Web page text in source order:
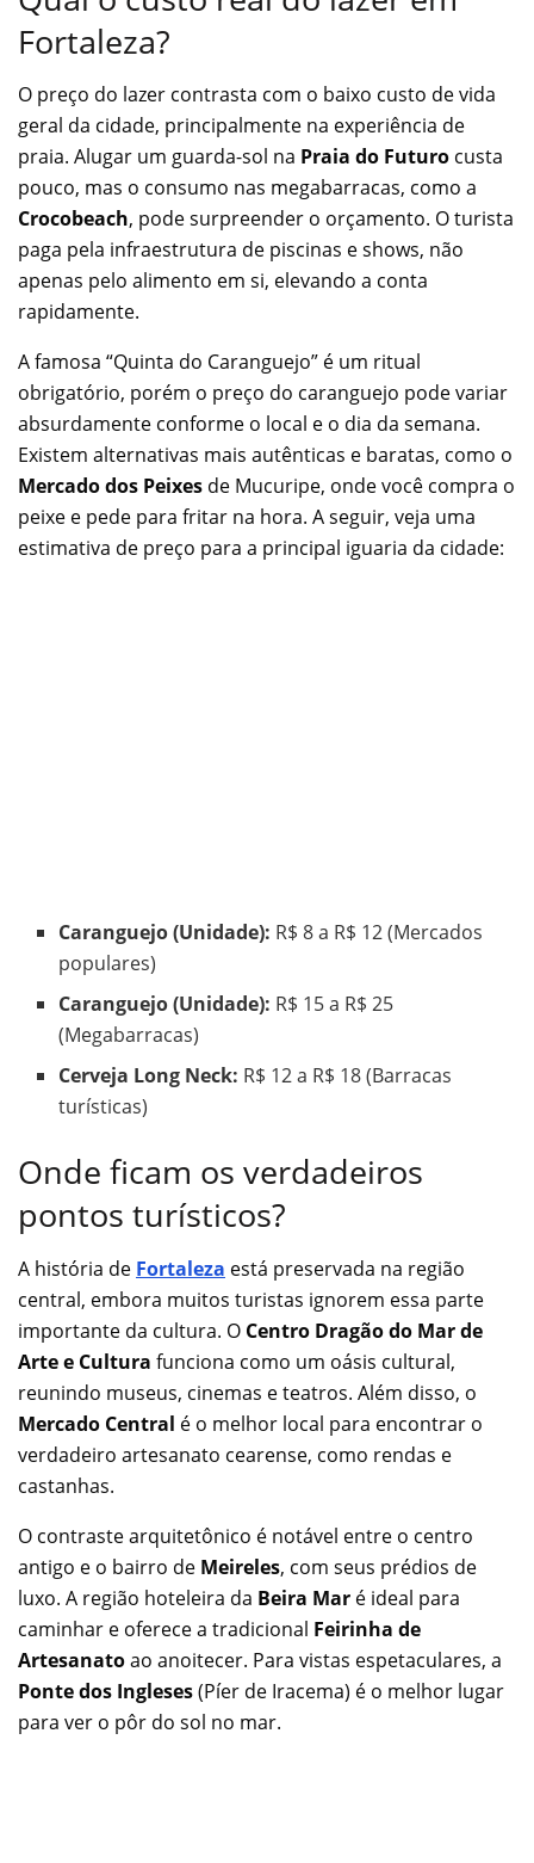
Fortaleza?
O preço do lazer contrasta com o baixo custo de vida
geral da cidade, principalmente na experiência de
praia. Alugar um guarda-sol na Praia do Futuro custa
pouco, mas o consumo nas megabarracas, como a
Crocobeach, pode surpreender o orçamento. O turista
paga pela infraestrutura de piscinas e shows, não
apenas pelo alimento em si, elevando a conta
rapidamente.
A famosa “Quinta do Caranguejo” é um ritual
obrigatório, porém o preço do caranguejo pode variar
absurdamente conforme o local e o dia da semana.
Existem alternativas mais autênticas e baratas, como o
Mercado dos Peixes de Mucuripe, onde você compra o
peixe e pede para fritar na hora. A seguir, veja uma
estimativa de preço para a principal iguaria da cidade:
Caranguejo (Unidade): R$ 8 a R$ 12 (Mercados
populares)
Caranguejo (Unidade): R$ 15 a R$ 25
(Megabarracas)
Cerveja Long Neck: R$ 12 a R$ 18 (Barracas
turísticas)
Onde ficam os verdadeiros
pontos turísticos?
A história de Fortaleza está preservada na região
central, embora muitos turistas ignorem essa parte
importante da cultura. O Centro Dragão do Mar de
Arte e Cultura funciona como um oásis cultural,
reunindo museus, cinemas e teatros. Além disso, o
Mercado Central é o melhor local para encontrar o
verdadeiro artesanato cearense, como rendas e
castanhas.
O contraste arquitetônico é notável entre o centro
antigo e o bairro de Meireles, com seus prédios de
luxo. A região hoteleira da Beira Mar é ideal para
caminhar e oferece a tradicional Feirinha de
Artesanatoao anoitecer. Para vistas espetaculares, a
Ponte dos Ingleses(Píer de Iracema) é o melhor lugar
para ver o pôr do sol no mar.